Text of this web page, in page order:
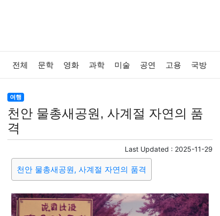
전체 문학 영화 과학 미술 공연 고용 국방
법률
보건 질병 가요 방송 일상 주식 암호화폐
반려동물 패션 미용
증권 인테리어 요리 상품리뷰
게임 스포츠 사진 대출 자동차 취미 여행
여행
천안 물총새공원, 사계절 자연의 품
격
Last Updated : 2025-11-29
천안 물총새공원, 사계절 자연의 품격